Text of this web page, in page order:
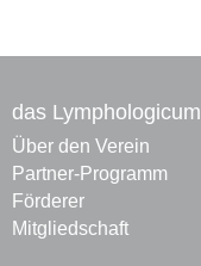
das Lymphologicum
Über den Verein
Partner-Programm
Förderer
Mitgliedschaft